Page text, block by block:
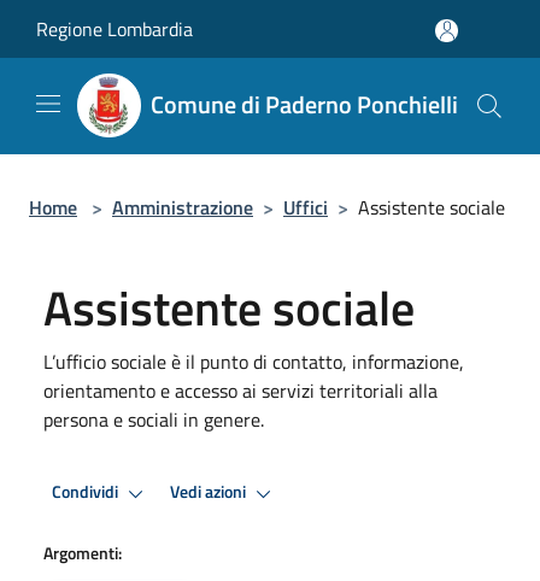
Regione Lombardia
Comune di Paderno Ponchielli
Home > Amministrazione > Uffici > Assistente sociale
Assistente sociale
L’ufficio sociale è il punto di contatto, informazione,
orientamento e accesso ai servizi territoriali alla
persona e sociali in genere.
Condividi Vedi azioni
Argomenti: